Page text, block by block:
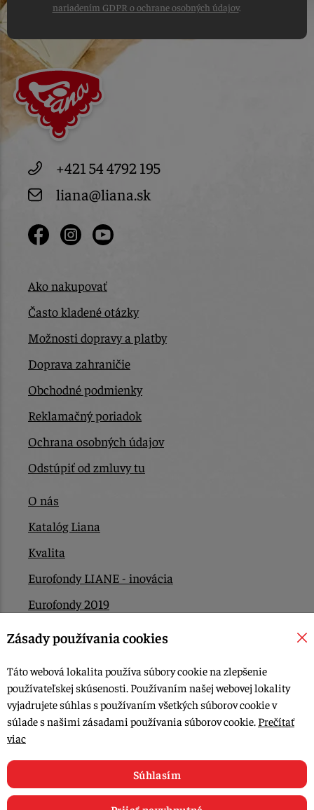
nariadením GDPR o ochrane osobných údajov.
+421 54 4792 195
liana@liana.sk
Ako nakupovať
Často kladené otázky
Možnosti dopravy a platby
Doprava zahraničie
Obchodné podmienky
Reklamačný poriadok
Ochrana osobných údajov
Odstúpiť od zmluvy tu
O nás
Katalóg Liana
Kvalita
Eurofondy LIANE - inovácia
Eurofondy 2019
Eurofondy 2022/2023
Kontakt
© 2015-2026, LIANA GOLIAŠ s.r.o. všetky práva vyhradené.
Upraviť nastavenia Cookies
Zásady používania cookies
Táto webová lokalita používa súbory cookie na zlepšenie
používateľskej skúsenosti. Používaním našej webovej lokality
vyjadrujete súhlas s používaním všetkých súborov cookie v
súlade s našimi zásadami používania súborov cookie. Prečítať
viac
Súhlasím